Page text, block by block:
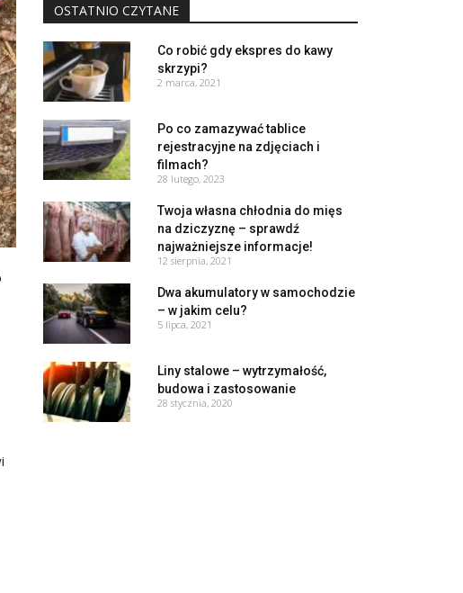
OSTATNIO CZYTANE
Co robić gdy ekspres do kawy
skrzypi?
2 marca, 2021
Po co zamazywać tablice
rejestracyjne na zdjęciach i
filmach?
28 lutego, 2023
Twoja własna chłodnia do mięs
na dziczyznę – sprawdź
najważniejsze informacje!
12 sierpnia, 2021
Dwa akumulatory w samochodzie
– w jakim celu?
5 lipca, 2021
Liny stalowe – wytrzymałość,
budowa i zastosowanie
28 stycznia, 2020